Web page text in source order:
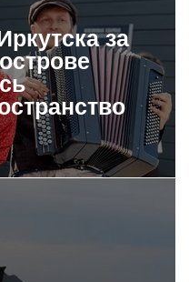
за